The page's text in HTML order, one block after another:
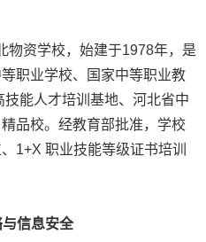
资学校，始建于1978年，是
职业学校、国家中等职业教
能人才培训基地、河北省中
品校。经教育部批准，学校
1+X 职业技能等级证书培训
信息安全